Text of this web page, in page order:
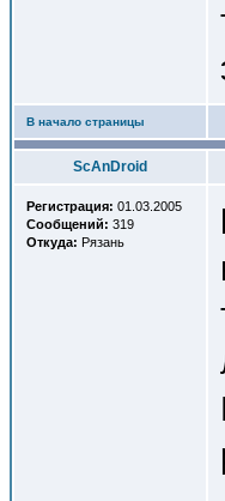
В начало страницы
ScAnDroid
Регистрация: 01.03.2005
Сообщений: 319
Откуда: Рязань